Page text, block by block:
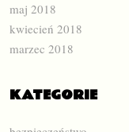
maj 2018
kwiecień 2018
marzec 2018
KATEGORIE